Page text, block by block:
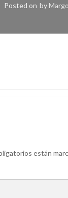
Posted on by
están